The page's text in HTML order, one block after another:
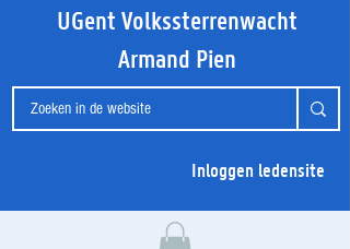
UGent Volkssterrenwacht
Armand Pien
Inloggen ledensite